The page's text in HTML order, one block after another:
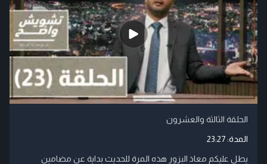
الحلقة الثالثة والعشرون
المدة:23:27
يطل عليكم معاذ البزور هذه المرة للحديث بداية عن مضامين